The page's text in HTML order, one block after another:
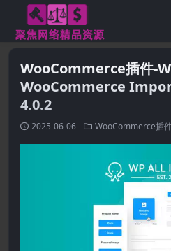
WooCommerce插件-
WooCommerce
4.0.2
2025-06-06 WooCommerce插